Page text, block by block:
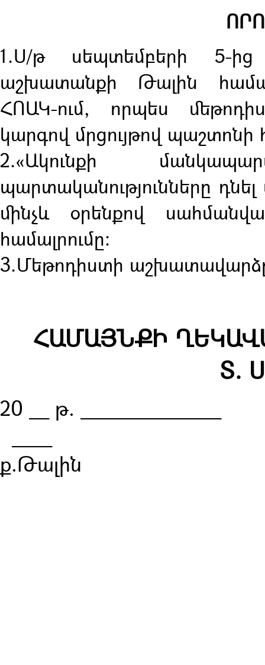
1.Ս/թ սեպտեմբերի 5-ից
աշխատանքի Թալին
ՀՈԱԿ-ում, որպես
կարգով մրցույթով պաշտոնի
2.«Ակունքի
պարտականությունները
մինչև օրենքով
համալրումը։
3.Մեթոդիստի
ՀԱՄԱՅՆՔԻ
Տ.
20 __ թ. ______________
ք.Թալին